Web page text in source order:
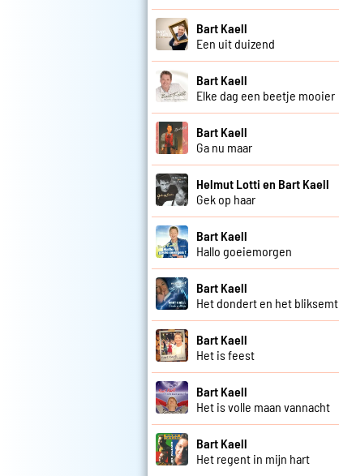
Bart Kaell
Een uit duizend
Bart Kaell
Elke dag een beetje mooier
Bart Kaell
Ga nu maar
Helmut Lotti en Bart Kaell
Gek op haar
Bart Kaell
Hallo goeiemorgen
Bart Kaell
Het dondert en het bliksemt
Bart Kaell
Het is feest
Bart Kaell
Het is volle maan vannacht
Bart Kaell
Het regent in mijn hart